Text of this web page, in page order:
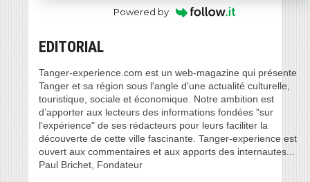
Powered by
EDITORIAL
Tanger-experience.com est un web-magazine qui présente
Tanger et sa région sous l'angle d'une actualité culturelle,
touristique, sociale et économique. Notre ambition est
d’apporter aux lecteurs des informations fondées "sur
l'expérience" de ses rédacteurs pour leurs faciliter la
découverte de cette ville fascinante. Tanger-experience est
ouvert aux commentaires et aux apports des internautes...
Paul Brichet, Fondateur